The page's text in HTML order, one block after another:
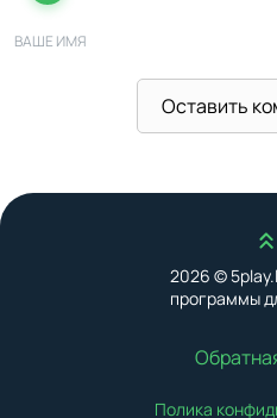
ВАШЕ ИМЯ
Оставить
2026 ©
программы
Полика